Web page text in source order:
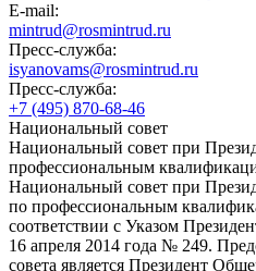
E-mail:
mintrud@rosmintrud.ru
Пресс-служба:
isyanovams@rosmintrud.ru
Пресс-служба:
+7 (495) 870-68-46
Национальный совет
Национальный совет при
профессиональным
Национальный совет при
по профессиональным
соответствии с Указом
16 апреля 2014 года № 249.
совета является Президент